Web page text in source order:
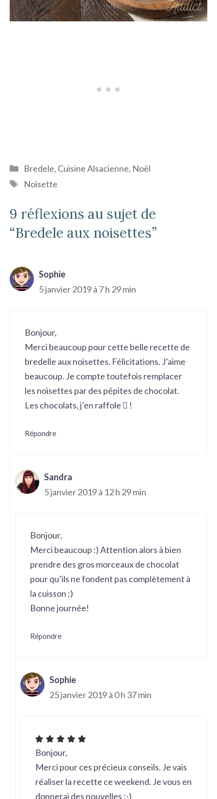
Catégories
Bredele, Cuisine Alsacienne, Noël
Étiquettes
Noisette
9 réflexions au sujet de
“Bredele aux noisettes”
Sophie
5 janvier 2019 à 7 h 29 min
Bonjour,
Merci beaucoup pour cette belle recette de
bredelle aux noisettes. Félicitations. J’aime
beaucoup. Je compte toutefois remplacer
les noisettes par des pépites de chocolat.
Les chocolats, j’en raffole  !
Répondre
Sandra
5 janvier 2019 à 12 h 29 min
Bonjour,
Merci beaucoup :) Attention alors à bien
prendre des gros morceaux de chocolat
pour qu’ils ne fondent pas complètement à
la cuisson ;)
Bonne journée!
Répondre
Sophie
25 janvier 2019 à 0 h 37 min
Bonjour,
Merci pour ces précieux conseils. Je vais
réaliser la recette ce weekend. Je vous en
donnerai des nouvelles :-)